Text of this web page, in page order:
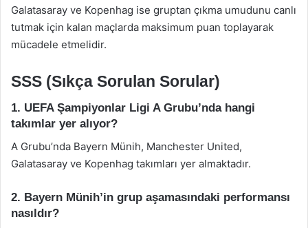
Galatasaray ve Kopenhag ise gruptan çıkma umudunu canlı
tutmak için kalan maçlarda maksimum puan toplayarak
mücadele etmelidir.
SSS (Sıkça Sorulan Sorular)
1. UEFA Şampiyonlar Ligi A Grubu’nda hangi
takımlar yer alıyor?
A Grubu’nda Bayern Münih, Manchester United,
Galatasaray ve Kopenhag takımları yer almaktadır.
2. Bayern Münih’in grup aşamasındaki performansı
nasıldır?